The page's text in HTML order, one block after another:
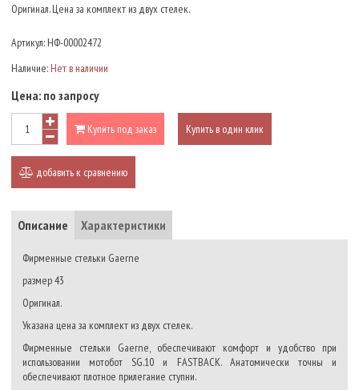
Оригинал. Цена за комплект из двух стелек.
Артикул: НФ-00002472
Наличие: Нет в наличии
Цена: по запросу
Купить под заказ Купить в один клик
добавить к сравнению
Описание Характеристики
Фирменные стельки Gaerne
размер 43
Оригинал.
Указана цена за комплект из двух стелек.
Фирменные стельки Gaerne, обеспечивают комфорт и удобство при
использовании мотобот SG.10 и FASTBACK. Анатомически точны и
обеспечивают плотное прилегание ступни.